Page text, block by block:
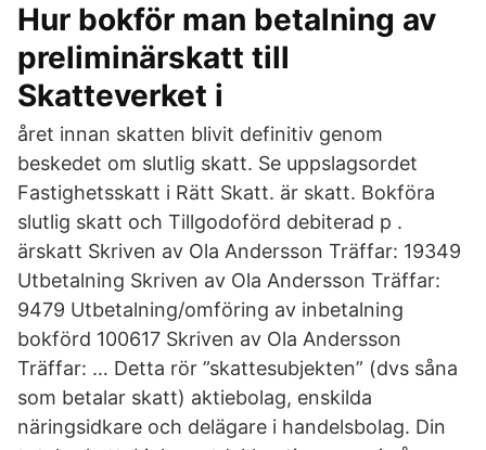
Hur bokför man betalning av
preliminärskatt till
Skatteverket i
året innan skatten blivit definitiv genom
beskedet om slutlig skatt. Se uppslagsordet
Fastighetsskatt i Rätt Skatt. är skatt. Bokföra
slutlig skatt och Tillgodoförd debiterad p .
ärskatt Skriven av Ola Andersson Träffar: 19349
Utbetalning Skriven av Ola Andersson Träffar:
9479 Utbetalning/omföring av inbetalning
bokförd 100617 Skriven av Ola Andersson
Träffar: … Detta rör ”skattesubjekten” (dvs såna
som betalar skatt) aktiebolag, enskilda
näringsidkare och delägare i handelsbolag. Din